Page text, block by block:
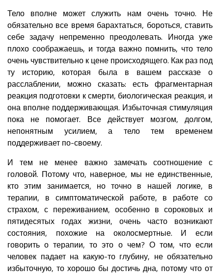
Тело вполне может служить нам очень точно. Не
обязательно все время барахтаться, бороться, ставить
себе задачу непременно преодолевать. Иногда уже
плохо соображаешь, и тогда важно помнить, что тело
очень чувствительно к цене происходящего. Как раз под
ту историю, которая была в вашем рассказе о
расслаблении, можно сказать: есть фрагментарная
реакция подготовки к смерти, биологическая реакция, и
она вполне поддерживающая. Избыточная стимуляция
пока не помогает. Все действует мозгом, долгом,
непонятным усилием, а тело тем временем
поддерживает по-своему.
И тем не менее важно замечать соотношение с
головой. Потому что, наверное, мы не единственные,
кто этим занимается, но точно в нашей логике, в
терапии, в симптоматической работе, в работе со
страхом, с переживанием, особенно в сороковых и
пятидесятых годах жизни, очень часто возникают
состояния, похожие на околосмертные. И если
говорить о терапии, то это о чем? О том, что если
человек падает на какую-то глубину, не обязательно
избыточную, то хорошо бы достичь дна, потому что от